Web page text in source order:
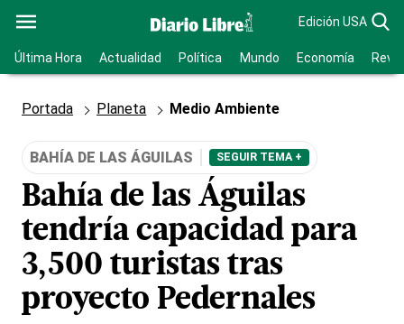
Edición USA
Última Hora Actualidad Política Mundo Economía
Portada Planeta Medio Ambiente
BAHÍA DE LAS ÁGUILAS SEGUIR TEMA +
Bahía de las Águilas
tendría capacidad para
3,500 turistas tras
proyecto Pedernales